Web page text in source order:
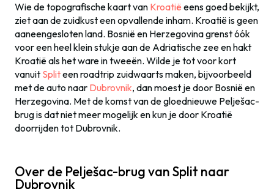
Wie de topografische kaart van Kroatië eens goed bekijkt,
ziet aan de zuidkust een opvallende inham. Kroatië is geen
aaneengesloten land. Bosnië en Herzegovina grenst óók
voor een heel klein stukje aan de Adriatische zee en hakt
Kroatië als het ware in tweeën. Wilde je tot voor kort
vanuit Spliteen roadtrip zuidwaarts maken, bijvoorbeeld
met de auto naar Dubrovnik, dan moest je door Bosnië en
Herzegovina. Met de komst van de gloednieuwe Pelješac-
brug is dat niet meer mogelijk en kun je door Kroatië
doorrijden tot Dubrovnik.
Over de Pelješac-brug van Split naar
Dubrovnik